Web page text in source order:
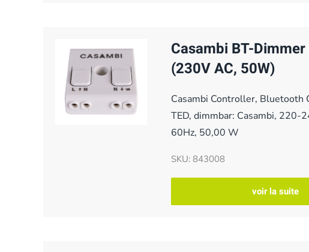
Casambi BT-Dimmer
(230V AC, 50W)
Casambi Controller, Bluetooth
TED, dimmbar: Casambi, 220-
60Hz, 50,00 W
SKU: 843008
voir la suite